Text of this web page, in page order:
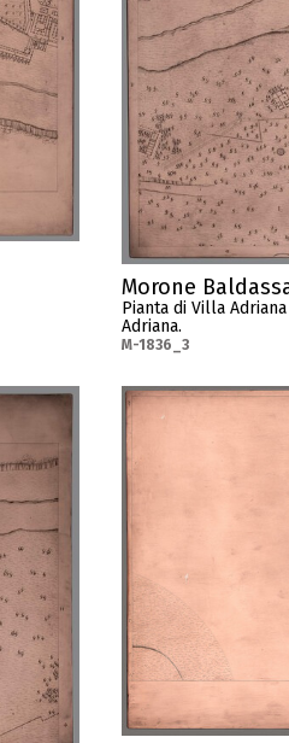
Morone
Pianta di Villa
Adriana.
M-1836_3